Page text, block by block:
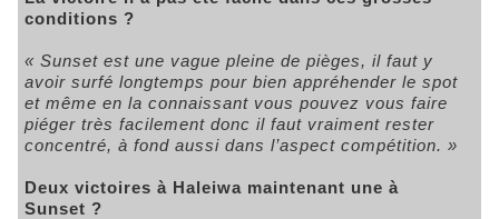
conditions ?
« Sunset est une vague pleine de pièges, il faut y
avoir surfé longtemps pour bien appréhender le spot
et même en la connaissant vous pouvez vous faire
piéger très facilement donc il faut vraiment rester
concentré, à fond aussi dans l’aspect compétition. »
Deux victoires à Haleiwa maintenant une à
Sunset ?